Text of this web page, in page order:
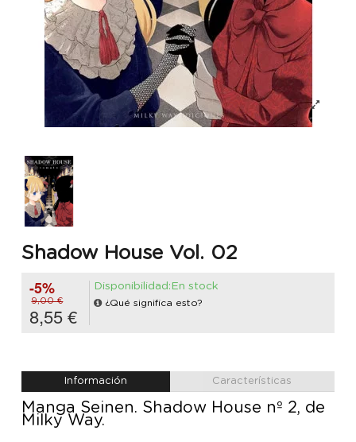
Shadow House Vol. 02
-5%
9,00 €
8,55 €
Disponibilidad:En stock
¿Qué significa esto?
Información Características
Manga Seinen. Shadow House nº 2, de
Milky Way.